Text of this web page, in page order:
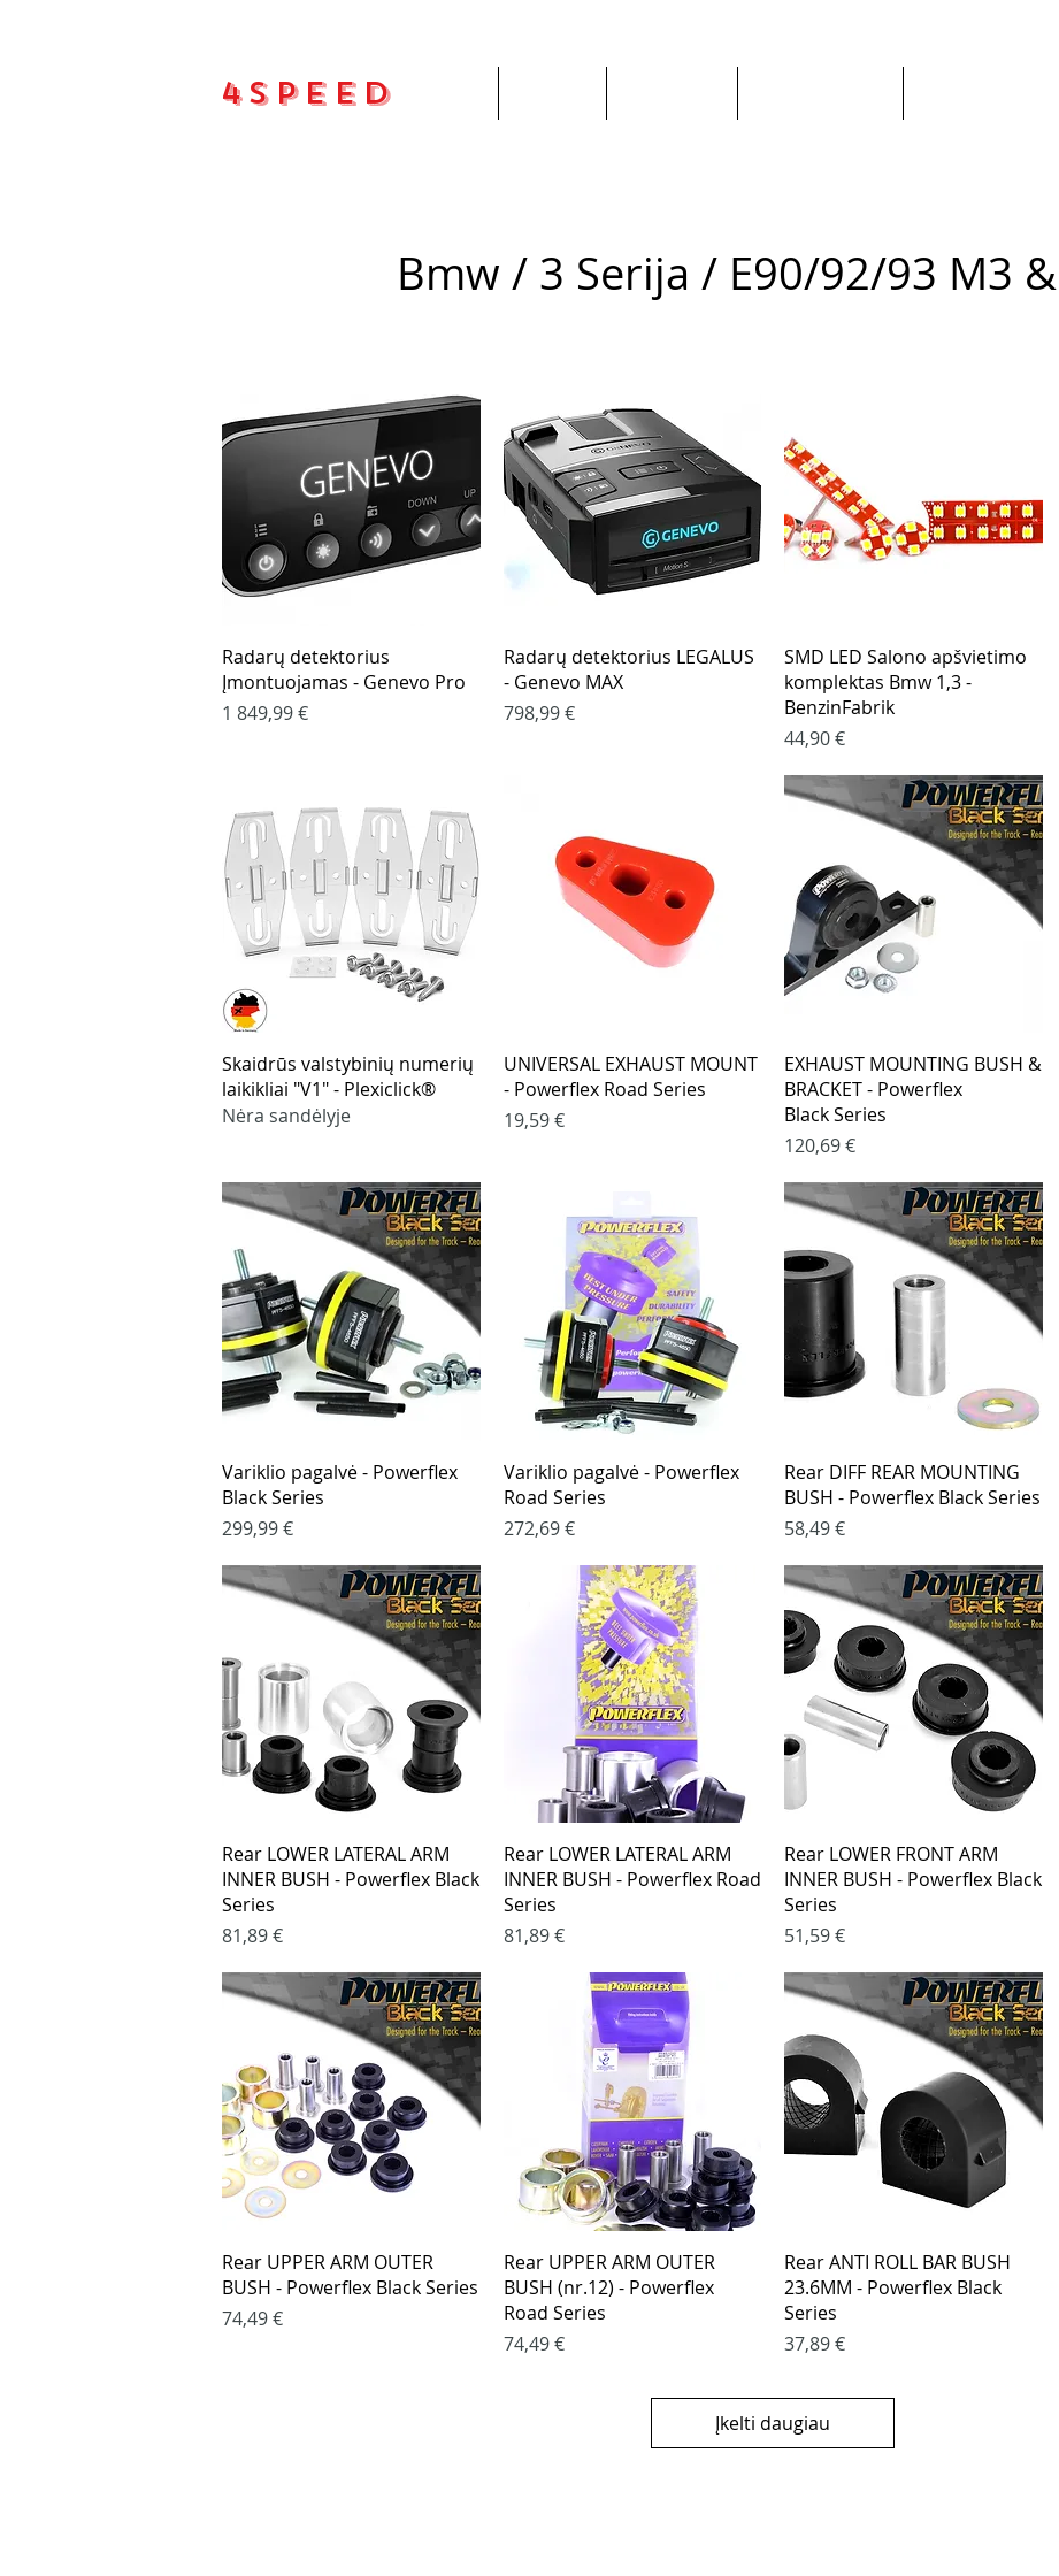
4Speed
Bmw / 3 Serija / E90/92/93 M3 &
Greita peržiūra
Radarų detektorius
Įmontuojamas - Genevo Pro
Kaina
1 849,99 €
Greita peržiūra
Radarų detektorius LEGALUS
- Genevo MAX
Kaina
798,99 €
Greita peržiūra
SMD LED Salono apšvietimo
komplektas Bmw 1,3 -
BenzinFabrik
Kaina
44,90 €
Greita peržiūra
Skaidrūs valstybinių numerių
laikikliai "V1" - Plexiclick®
Nėra sandėlyje
Greita peržiūra
UNIVERSAL EXHAUST MOUNT
- Powerflex Road Series
Kaina
19,59 €
Greita peržiūra
EXHAUST MOUNTING BUSH &
BRACKET - Powerflex
Black Series
Kaina
120,69 €
Greita peržiūra
Variklio pagalvė - Powerflex
Black Series
Kaina
299,99 €
Greita peržiūra
Variklio pagalvė - Powerflex
Road Series
Kaina
272,69 €
Greita peržiūra
Rear DIFF REAR MOUNTING
BUSH - Powerflex Black Series
Kaina
58,49 €
Greita peržiūra
Rear LOWER LATERAL ARM
INNER BUSH - Powerflex Black
Series
Kaina
81,89 €
Greita peržiūra
Rear LOWER LATERAL ARM
INNER BUSH - Powerflex Road
Series
Kaina
81,89 €
Greita peržiūra
Rear LOWER FRONT ARM
INNER BUSH - Powerflex Black
Series
Kaina
51,59 €
Greita peržiūra
Rear UPPER ARM OUTER
BUSH - Powerflex Black Series
Kaina
74,49 €
Greita peržiūra
Rear UPPER ARM OUTER
BUSH (nr.12) - Powerflex
Road Series
Kaina
74,49 €
Greita peržiūra
Rear ANTI ROLL BAR BUSH
23.6MM - Powerflex Black
Series
Kaina
37,89 €
Įkelti daugiau